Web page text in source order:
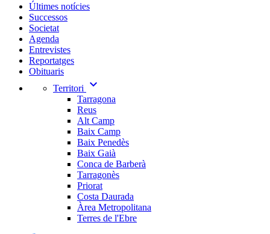
Últimes notícies
Successos
Societat
Agenda
Entrevistes
Reportatges
Obituaris
Territori
expand_more
Tarragona
Reus
Alt Camp
Baix Camp
Baix Penedès
Baix Gaià
Conca de Barberà
Tarragonès
Priorat
Costa Daurada
Àrea Metropolitana
Terres de l'Ebre